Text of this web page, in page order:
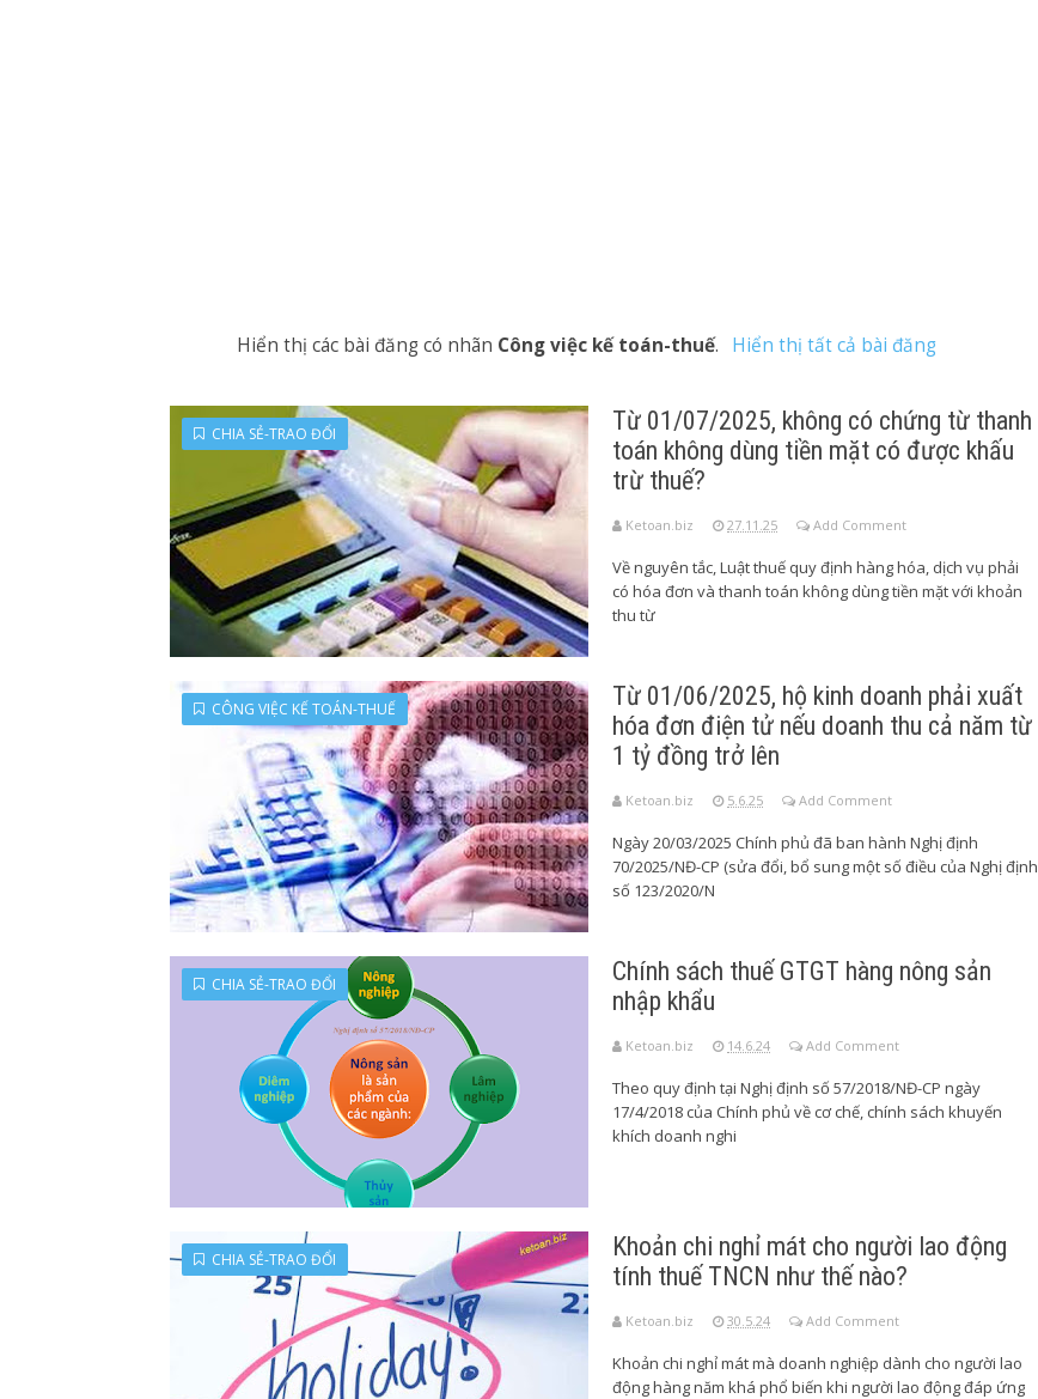
Hiển thị các bài đăng có nhãn Công việc kế toán-thuế. Hiển thị tất cả bài đăng
Từ 01/07/2025, không có chứng từ thanh
toán không dùng tiền mặt có được khấu
trừ thuế?
CHIA SẺ-TRAO ĐỔI
Ketoan.biz 27.11.25 Add Comment
Về nguyên tắc, Luật thuế quy định hàng hóa, dịch vụ phải
có hóa đơn và thanh toán không dùng tiền mặt với khoản
thu từ
Từ 01/06/2025, hộ kinh doanh phải xuất
hóa đơn điện tử nếu doanh thu cả năm từ
1 tỷ đồng trở lên
CÔNG VIỆC KẾ TOÁN-THUẾ
Ketoan.biz 5.6.25 Add Comment
Ngày 20/03/2025 Chính phủ đã ban hành Nghị định
70/2025/NĐ-CP (sửa đổi, bổ sung một số điều của Nghị định
số 123/2020/N
Chính sách thuế GTGT hàng nông sản
nhập khẩu
CHIA SẺ-TRAO ĐỔI
Ketoan.biz 14.6.24 Add Comment
Theo quy định tại Nghị định số 57/2018/NĐ-CP ngày
17/4/2018 của Chính phủ về cơ chế, chính sách khuyến
khích doanh nghi
Khoản chi nghỉ mát cho người lao động
tính thuế TNCN như thế nào?
CHIA SẺ-TRAO ĐỔI
Ketoan.biz 30.5.24 Add Comment
Khoản chi nghỉ mát mà doanh nghiệp dành cho người lao
động hàng năm khá phổ biến khi người lao động đáp ứng